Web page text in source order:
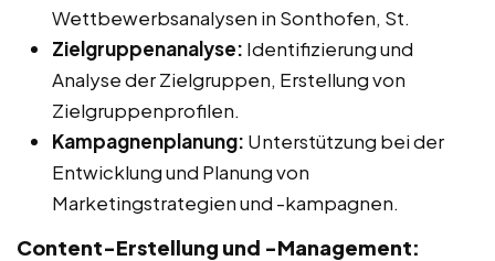
Wettbewerbsanalysen in Sonthofen, St.
Zielgruppenanalyse: Identifizierung und
Analyse der Zielgruppen, Erstellung von
Zielgruppenprofilen.
Kampagnenplanung: Unterstützung bei der
Entwicklung und Planung von
Marketingstrategien und -kampagnen.
Content-Erstellung und -Management: